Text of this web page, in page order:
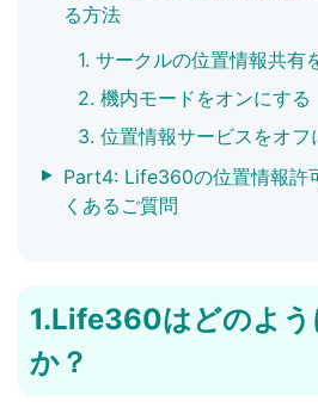
る方法
1. サークルの位置情報共有
2. 機内モードをオンにする
3. 位置情報サービスをオフ
Part4: Life360の位置情報許
くあるご質問
1.Life360はどのよう
か？